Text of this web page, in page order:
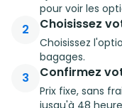
pour voir les
2 Choisissez
Choisissez
bagages.
3 Confirmez
Prix fixe, sans
jusqu'à 48